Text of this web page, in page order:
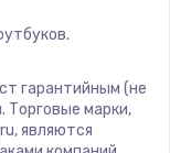
гарантийным (не
Торговые марки,
являются